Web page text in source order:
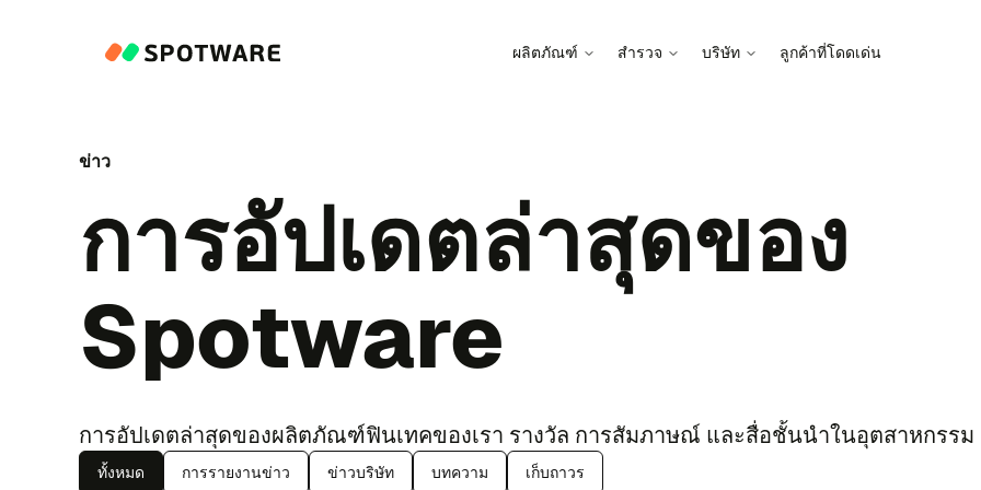
ผลิต​ภัณฑ์ สำ​รวจ บริ​ษัท ลูก​ค้า​ที่โดด​เด่น
ข่าว
กา​ร​อัป​เด​ตล่า​สุด​ของ
Spotware
กา​ร​อัป​เด​ตล่า​สุด​ของ​ผลิต​ภัณฑ์​ฟิน​เทคของ​เรา ราง​วัล การ​สัม​ภาษณ์ และ​สื่อ​ชั้น​นำ​ในอุต​สาห​กรรม
ทั้ง​หมด การ​ราย​งาน​ข่าว ข่าว​บริ​ษัท บท​ความ เก็บถา​วร